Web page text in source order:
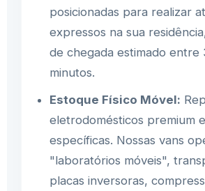
posicionadas para realizar
expressos na sua
de chegada estimado entre
minutos.
Estoque Físico Móvel:
eletrodomésticos premium
específicas. Nossas vans
"laboratórios móveis",
placas inversoras,